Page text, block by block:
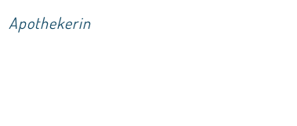
Apothekerin